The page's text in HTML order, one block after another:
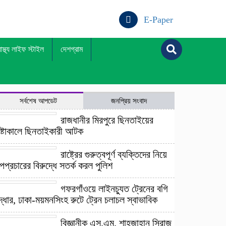
E-Paper
লাইফ স্টাইল দেশগ্রাম
সর্বশেষ আপডেট জনপ্রিয় সংবাদ
রাজধানীর মিরপুরে ছিনতাইয়ের
ছিনতাইকারী আটক
রাষ্ট্রের গুরুত্বপূর্ণ ব্যক্তিদের নিয়ে
বিরুদ্ধে সতর্ক করল পুলিশ
গফরগাঁওয়ে লাইনচ্যুত ট্রেনের বগি
ঢাকা-ময়মনসিংহ রুটে ট্রেন চলাচল স্বাভাবিক
বিজ্ঞানীক এস.এম. শাহজাহান সিরাজ